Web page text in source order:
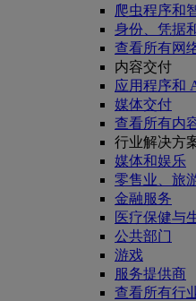
爬虫程序和
身份、凭据
查看所有网
内容交付
应用程序和
媒体交付
查看所有内
行业解决方
媒体和娱乐
零售业、旅
金融服务
医疗保健与
公共部门
游戏
服务提供商
查看所有行